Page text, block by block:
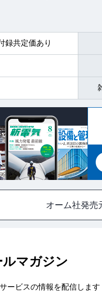
タンに聞いて！
術にフォーカス
トをナナメか
カンタン電子工
… 人を動かすス
録共定価あり
オーム社発売
ルマガジン
ービスの情報を配信しま